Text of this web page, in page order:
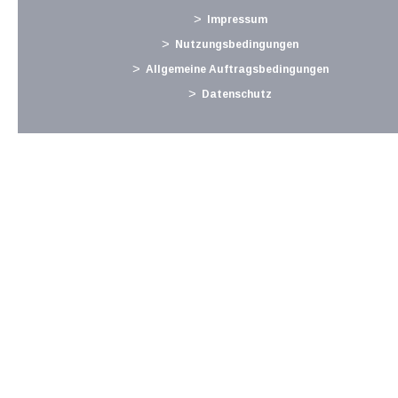
Festsetzung. In Fällen, in denen eine behördliche Festsetzung
der Unterhaltsleistungen...
empfehlen drucken
Impressum
Nutzungsbedingungen
Allgemeine Auftragsbedingungen
Datenschutz